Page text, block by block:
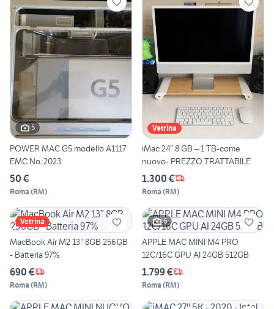
5
POWER MAC G5 modello A1117
EMC No.:2023
50 €
Roma (RM)
Vetrina
iMac 24” 8 GB – 1 TB-come
nuovo- PREZZO TRATTABILE
1.300 €
Roma (RM)
Vetrina
MacBook Air M2 13” 8GB 256GB
- Batteria 97%
690 €
Roma (RM)
6
APPLE MAC MINI M4 PRO
12C/16C GPU AI 24GB 512GB
1.799 €
Roma (RM)